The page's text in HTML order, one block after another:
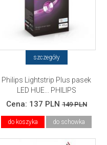
szczegóły
Philips Lightstrip Plus pasek
LED HUE... PHILIPS
Cena: 137 PLN 149 PLN
do koszyka do schowka